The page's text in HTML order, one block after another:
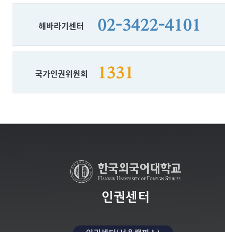
해바라기센터 02-3422-4101
국가인권위원회 1331
인권센터